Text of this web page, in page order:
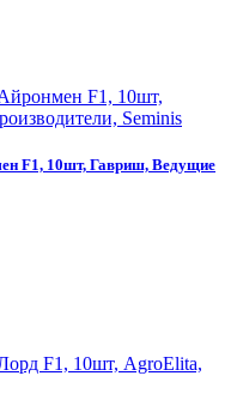
F1, 10шт, Гавриш, Ведущие